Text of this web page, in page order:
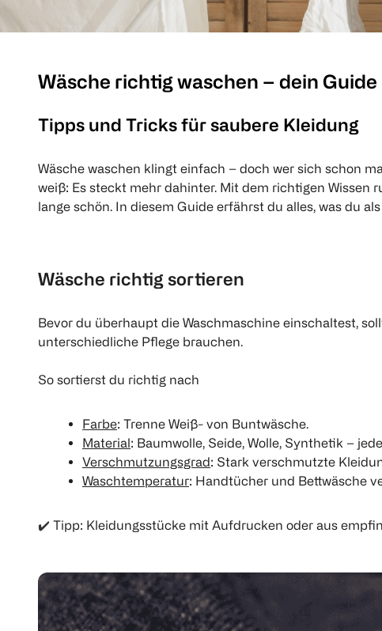
Wäsche richtig waschen – dein Guide
Tipps und Tricks für saubere Kleidung
Wäsche waschen klingt einfach – doch wer sich schon
weiß: Es steckt mehr dahinter. Mit dem richtigen Wissen
lange schön. In diesem Guide erfährst du alles, was du
Wäsche richtig sortieren
Bevor du überhaupt die Waschmaschine einschaltest,
unterschiedliche Pflege brauchen.
So sortierst du richtig nach
Farbe: Trenne Weiß- von Buntwäsche.
Material: Baumwolle, Seide, Wolle, Synthetik –
Verschmutzungsgrad: Stark verschmutzte
Waschtemperatur: Handtücher und Bettwäsche
✔️ Tipp: Kleidungsstücke mit Aufdrucken oder aus